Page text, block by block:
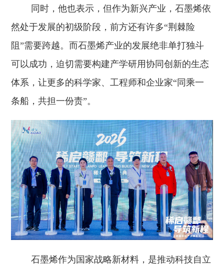
同时，他也表示，但作为新兴产业，石墨烯依
然处于发展的初级阶段，前方还有许多“荆棘险
阻”需要跨越。而石墨烯产业的发展绝非单打独斗
可以成功，迫切需要构建产学研用协同创新的生态
体系，让更多的科学家、工程师和企业家“同乘一
条船，共担一份责”。
石墨烯作为国家战略新材料，是推动科技自立